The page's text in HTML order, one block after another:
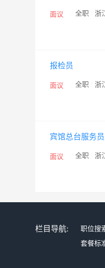
面议 全职 浙
报检员
面议 全职 浙
宾馆总台服务员
面议 全职 浙
栏目导航: 职位搜
套餐标